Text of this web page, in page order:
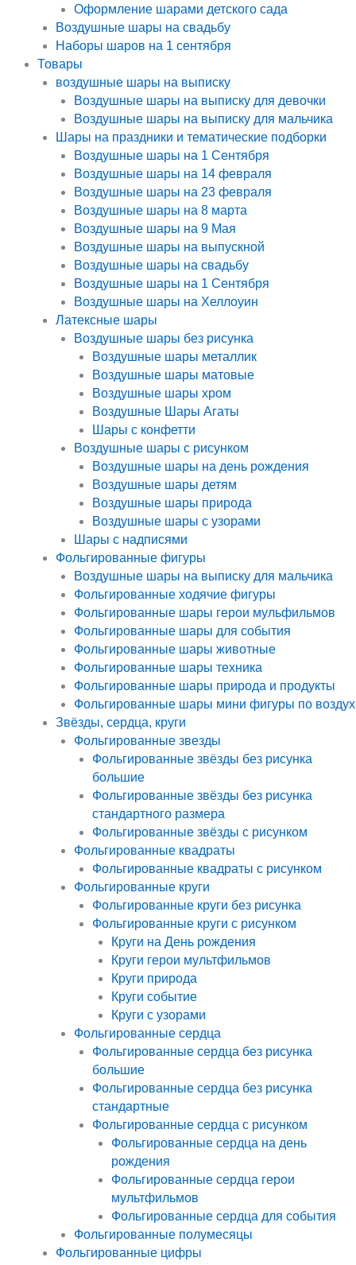
Оформление шарами детского сада
Воздушные шары на свадьбу
Наборы шаров на 1 сентября
Товары
воздушные шары на выписку
Воздушные шары на выписку для девочки
Воздушные шары на выписку для мальчика
Шары на праздники и тематические подборки
Воздушные шары на 1 Сентября
Воздушные шары на 14 февраля
Воздушные шары на 23 февраля
Воздушные шары на 8 марта
Воздушные шары на 9 Мая
Воздушные шары на выпускной
Воздушные шары на свадьбу
Воздушные шары на 1 Сентября
Воздушные шары на Хеллоуин
Латексные шары
Воздушные шары без рисунка
Воздушные шары металлик
Воздушные шары матовые
Воздушные шары хром
Воздушные Шары Агаты
Шары с конфетти
Воздушные шары с рисунком
Воздушные шары на день рождения
Воздушные шары детям
Воздушные шары природа
Воздушные шары с узорами
Шары с надписями
Фольгированные фигуры
Воздушные шары на выписку для мальчика
Фольгированные ходячие фигуры
Фольгированные шары герои мульфильмов
Фольгированные шары для события
Фольгированные шары животные
Фольгированные шары техника
Фольгированные шары природа и продукты
Фольгированные шары мини фигуры по воздух
Звёзды, сердца, круги
Фольгированные звезды
Фольгированные звёзды без рисунка
большие
Фольгированные звёзды без рисунка
стандартного размера
Фольгированные звёзды с рисунком
Фольгированные квадраты
Фольгированные квадраты с рисунком
Фольгированные круги
Фольгированные круги без рисунка
Фольгированные круги с рисунком
Круги на День рождения
Круги герои мультфильмов
Круги природа
Круги событие
Круги с узорами
Фольгированные сердца
Фольгированные сердца без рисунка
большие
Фольгированные сердца без рисунка
стандартные
Фольгированные сердца с рисунком
Фольгированные сердца на день
рождения
Фольгированные сердца герои
мультфильмов
Фольгированные сердца для события
Фольгированные полумесяцы
Фольгированные цифры